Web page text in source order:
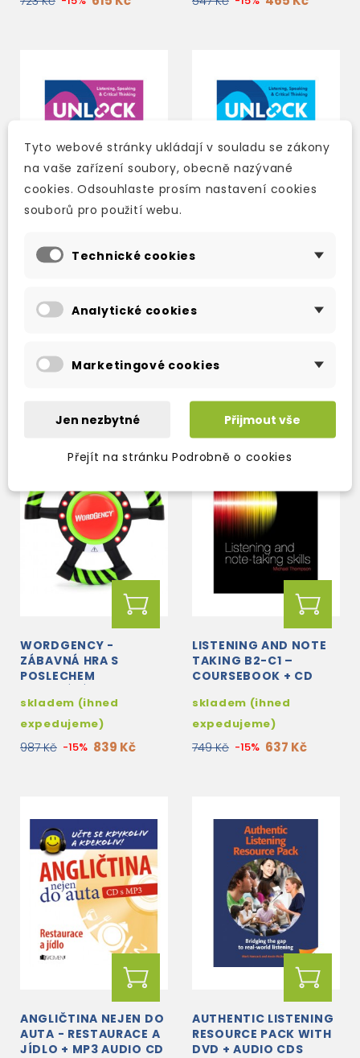
SPEAKING AND
CRITICAL THINKING
560 Kč -15% 476 Kč
CRITICAL THINKING
560 Kč
WORDGENCY -
ZÁBAVNÁ HRA S
POSLECHEM
OTÁZKY V ANGLIČTINĚ
skladem (ihned
expedujeme)
987 Kč -15% 839 Kč
LISTENING AND NOTE
TAKING B2-C1 –
COURSEBOOK + CD
skladem (ihned
expedujeme)
749 Kč -15% 637 Kč
ANGLIČTINA NEJEN DO
AUTA - RESTAURACE A
JÍDLO + MP3 AUDIO CD
AUTHENTIC LISTENING
RESOURCE PACK WITH
DVD + AUDIO CDS
Tyto webové stránky ukládají v souladu se zákony
na vaše zařízení soubory, obecně nazývané
cookies. Odsouhlaste prosím nastavení cookies
souborů pro použití webu.
Technické cookies
Analytické cookies
Marketingové cookies
Jen nezbytné Přijmout vše
Přejít na stránku Podrobně o cookies